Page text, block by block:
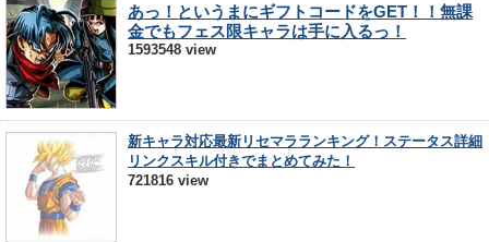
あっ！というまにギフトコードをGET！！無課
金でもフェス限キャラは手に入るっ！
1593548 view
新キャラ対応最新リセマラランキング！ステータス詳細
リンクスキル付きでまとめてみた！
721816 view